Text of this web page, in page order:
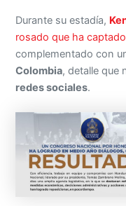
Durante su estadía,
rosado que ha
complementado con
Colombia, detalle que
redes sociales.